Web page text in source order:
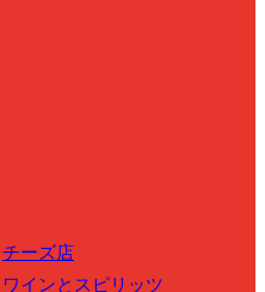
チーズ店
ワインとスピリッツ